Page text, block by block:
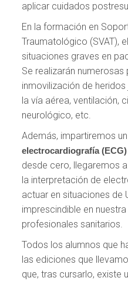
aplicar cuidados
En la formación en
Traumatológico (SVAT),
situaciones graves en
Se realizarán
inmovilización de
la vía aérea, ventilación,
neurológico, etc.
Además, impartiremos
electrocardiografía
desde cero, llegaremos
la interpretación de
actuar en situaciones de
imprescindible en
profesionales sanitarios.
Todos los alumnos que
las ediciones que
que, tras cursarlo, existe